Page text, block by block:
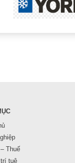
Thuế
tuệ